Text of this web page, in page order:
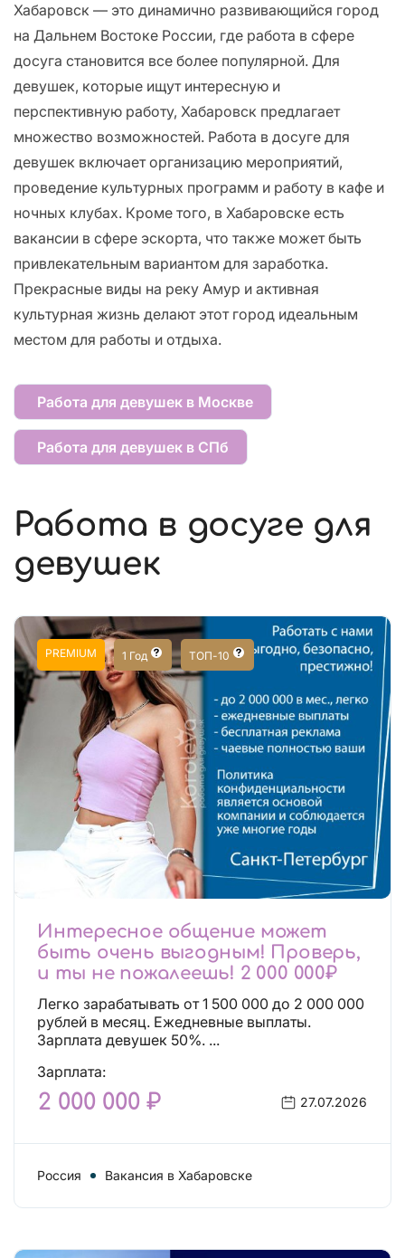
Хабаровск — это динамично развивающийся город
на Дальнем Востоке России, где работа в сфере
досуга становится все более популярной. Для
девушек, которые ищут интересную и
перспективную работу, Хабаровск предлагает
множество возможностей. Работа в досуге для
девушек включает организацию мероприятий,
проведение культурных программ и работу в кафе и
ночных клубах. Кроме того, в Хабаровске есть
вакансии в сфере эскорта, что также может быть
привлекательным вариантом для заработка.
Прекрасные виды на реку Амур и активная
культурная жизнь делают этот город идеальным
местом для работы и отдыха.
Работа для девушек в Москве
Работа для девушек в СПб
Работа в досуге для
девушек
PREMIUM 1 Год ТОП-10
Интересное общение может
быть очень выгодным! Проверь,
и ты не пожалеешь! 2 000 000₽
Легко зарабатывать от 1 500 000 до 2 000 000
рублей в месяц. Ежедневные выплаты.
Зарплата девушек 50%. ...
Зарплата:
2 000 000 ₽ 27.07.2026
Россия Вакансия в Хабаровске